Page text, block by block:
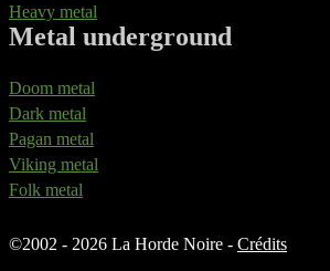
Heavy metal
Metal underground
Doom metal
Dark metal
Pagan metal
Viking metal
Folk metal
©2002 - 2026 La Horde Noire - Crédits